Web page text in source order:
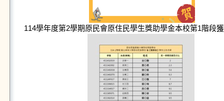
114學年度第2學期原民會原住民學生獎助學金本校第1階段